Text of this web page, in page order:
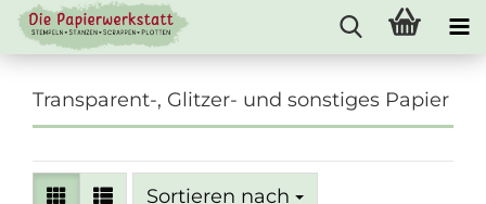
Transparent-, Glitzer- und sonstiges Papier
Sortieren nach
Sortieren nach